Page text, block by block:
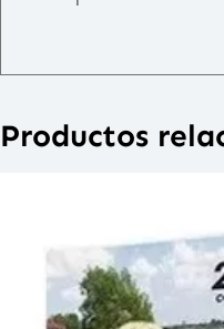
Productos